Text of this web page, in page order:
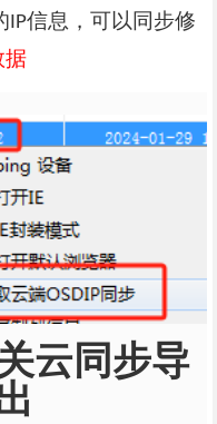
IP信息，可以同步修
据
云同步导